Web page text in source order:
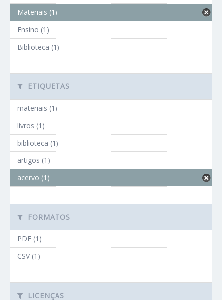
Materiais (1)
Ensino (1)
Biblioteca (1)
ETIQUETAS
materiais (1)
livros (1)
biblioteca (1)
artigos (1)
acervo (1)
FORMATOS
PDF (1)
CSV (1)
LICENÇAS